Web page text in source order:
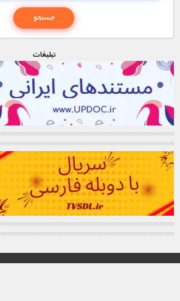
تبليغات